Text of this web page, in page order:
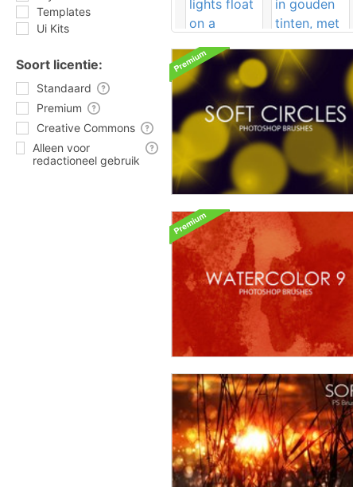
Templates
Ui Kits
Soort licentie:
Standaard
Premium
Creative Commons
Alleen voor
redactioneel gebruik